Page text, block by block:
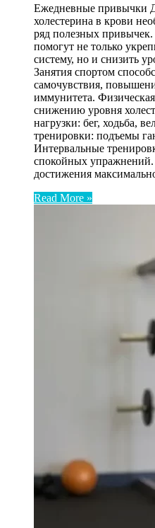
Ежедневные привычки
холестерина в крови
ряд полезных
помогут не только
систему, но и снизить
Занятия спортом
самочувствия,
иммунитета.
снижению уровня
нагрузки: бег, ходьба,
тренировки: подъемы
Интервальные
спокойных
достижения
Read More »